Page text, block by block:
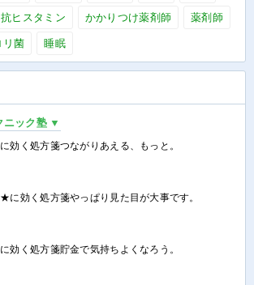
抗ヒスタミン かかりつけ薬剤師
薬剤師
リ菌 睡眠
ニック塾 ▼
く処方箋つながりあえる、もっと。
効く処方箋やっぱり見た目が大事です。
く処方箋貯金で気持ちよくなろう。